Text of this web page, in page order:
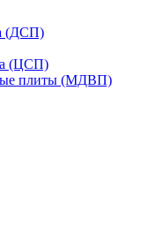
(ДСП)
(ЦСП)
плиты (МДВП)